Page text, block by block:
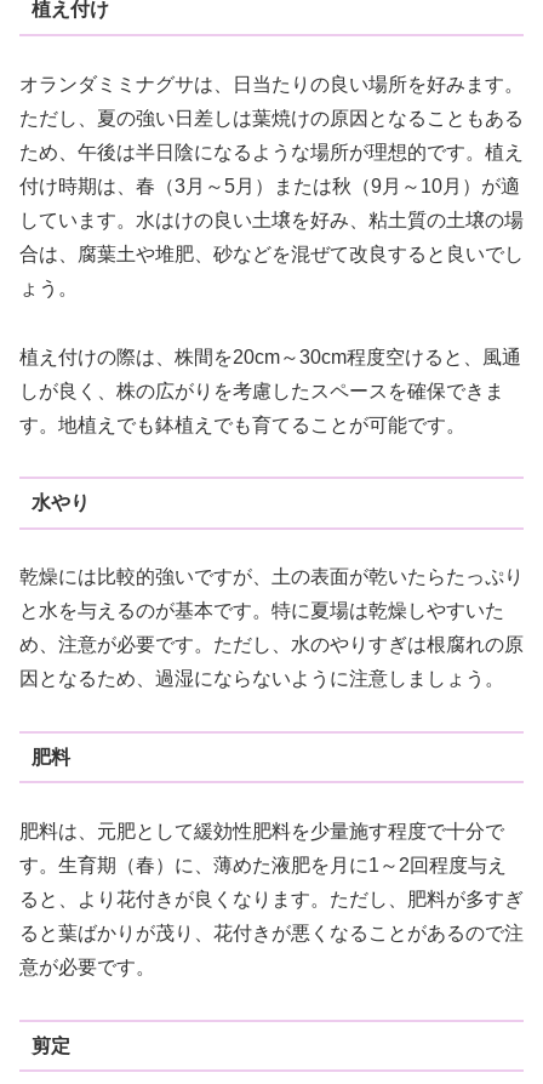
植え付け
オランダミミナグサは、日当たりの良い場所を好みます。
ただし、夏の強い日差しは葉焼けの原因となることもある
ため、午後は半日陰になるような場所が理想的です。植え
付け時期は、春（3月～5月）または秋（9月～10月）が適
しています。水はけの良い土壌を好み、粘土質の土壌の場
合は、腐葉土や堆肥、砂などを混ぜて改良すると良いでし
ょう。
植え付けの際は、株間を20cm～30cm程度空けると、風通
しが良く、株の広がりを考慮したスペースを確保できま
す。地植えでも鉢植えでも育てることが可能です。
水やり
乾燥には比較的強いですが、土の表面が乾いたらたっぷり
と水を与えるのが基本です。特に夏場は乾燥しやすいた
め、注意が必要です。ただし、水のやりすぎは根腐れの原
因となるため、過湿にならないように注意しましょう。
肥料
肥料は、元肥として緩効性肥料を少量施す程度で十分で
す。生育期（春）に、薄めた液肥を月に1～2回程度与え
ると、より花付きが良くなります。ただし、肥料が多すぎ
ると葉ばかりが茂り、花付きが悪くなることがあるので注
意が必要です。
剪定